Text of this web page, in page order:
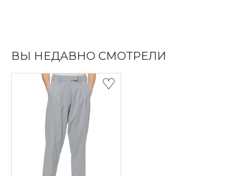
ВЫ НЕДАВНО СМОТРЕЛИ